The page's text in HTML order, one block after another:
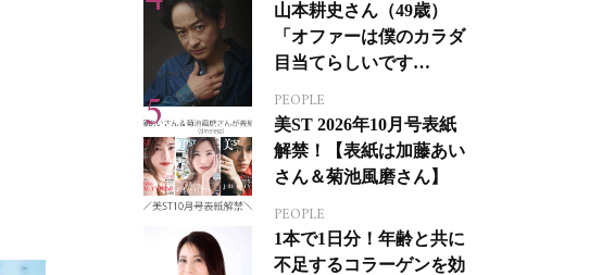
山本耕史さん（49歳）
「オファーは僕のカラダ
目当てらしいです
ジカルへの挑戦
PEOPLE
美ST 2026年10月号表紙
解禁！【表紙は加藤あい
さん＆菊池風磨さん】
PEOPLE
1本で1日分！年齢と共に
不足するコラーゲンを効